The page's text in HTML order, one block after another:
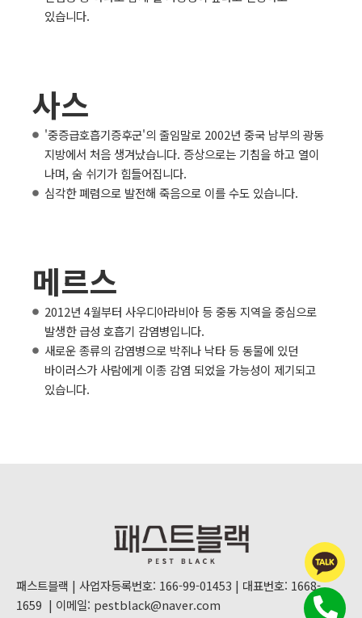
있습니다.
사스
'중증급호흡기증후군'의 줄임말로 2002년 중국 남부의 광동
지방에서 처음 생겨났습니다. 증상으로는 기침을 하고 열이
나며, 숨 쉬기가 힘들어집니다.
심각한 폐렴으로 발전해 죽음으로 이를 수도 있습니다.
메르스
2012년 4월부터 사우디아라비아 등 중동 지역을 중심으로
발생한 급성 호흡기 감염병입니다.
새로운 종류의 감염병으로 박쥐나 낙타 등 동물에 있던
바이러스가 사람에게 이종 감염 되었을 가능성이 제기되고
있습니다.
패스트블랙 | 사업자등록번호: 166-99-01453 | 대표번호: 1668-
1659 | 이메일: pestblack@naver.com